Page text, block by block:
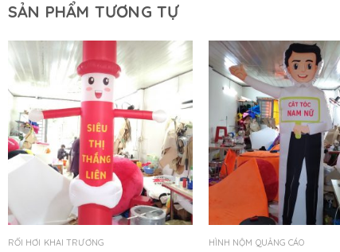
SẢN PHẨM TƯƠNG TỰ
RỐI HƠI KHAI TRƯƠNG HÌNH NỘM QUẢNG CÁO